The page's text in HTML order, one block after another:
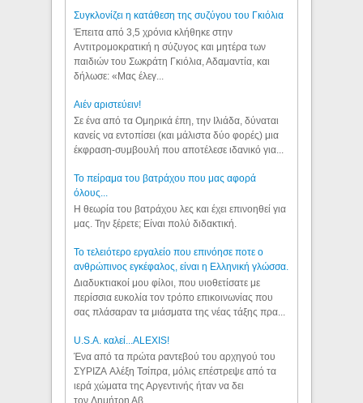
Συγκλονίζει η κατάθεση της συζύγου του Γκιόλια
Έπειτα από 3,5 χρόνια κλήθηκε στην
Αντιτρομοκρατική η σύζυγος και μητέρα των
παιδιών του Σωκράτη Γκιόλια, Αδαμαντία, και
δήλωσε: «Μας έλεγ...
Aιέν αριστεύειν!
Σε ένα από τα Ομηρικά έπη, την Ιλιάδα, δύναται
κανείς να εντοπίσει (και μάλιστα δύο φορές) μια
έκφραση-συμβουλή που αποτέλεσε ιδανικό για...
Το πείραμα του βατράχου που μας αφορά
όλους...
Η θεωρία του βατράχου λες και έχει επινοηθεί για
μας. Την ξέρετε; Είναι πολύ διδακτική.
Το τελειότερο εργαλείο που επινόησε ποτε ο
ανθρώπινος εγκέφαλος, είναι η Ελληνική γλώσσα.
Διαδυκτιακοί μου φίλοι, που υιοθετίσατε με
περίσσια ευκολία τον τρόπο επικοινωνίας που
σας πλάσαραν τα μιάσματα της νέας τάξης πρα...
U.S.A. καλεί...ALEXIS!
Ένα από τα πρώτα ραντεβού του αρχηγού του
ΣΥΡΙΖΑ Αλέξη Τσίπρα, μόλις επέστρεψε από τα
ιερά χώματα της Αργεντινής ήταν να δει